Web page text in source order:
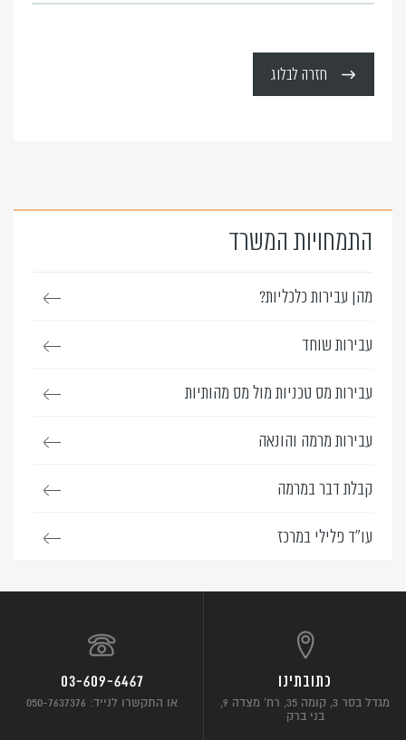
חזרה לבלוג
התמחויות המשרד
מהן עבירות כלכליות?
עבירות שוחד
עבירות מס טכניות מול מס מהותיות
עבירות מרמה והונאה
קבלת דבר במרמה
עו”ד פלילי במרכז
כתובתינו
מגדל בסר 3, קומה 35, רח’ מצדה 9,
בני ברק
03-609-6467
או התקשרו לנייד: 050-7637376